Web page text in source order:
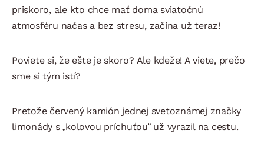
priskoro, ale kto chce mať doma sviatočnú
atmosféru načas a bez stresu, začína už teraz!
Poviete si, že ešte je skoro? Ale kdeže! A viete, prečo
sme si tým istí?
Pretože červený kamión jednej svetoznámej značky
limonády s „kolovou príchuťou“ už vyrazil na cestu.